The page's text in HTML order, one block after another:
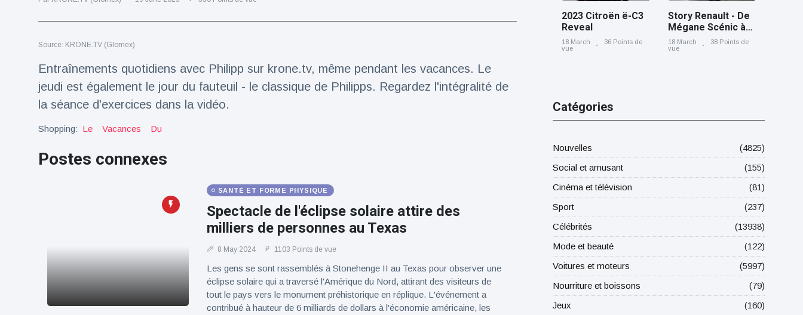
Voyage et aventure
(77)
Dernières nouvelles
2023 Citroën
ë-C3 Reveal
Points de vue
Ferrari SP-8 -
Hyper-GT
100électrique
Source: KRONE.TV (Glomex)
Entraînements quotidiens avec Philipp sur krone.tv, même pendant les vacances. Le
jeudi est également le jour du fauteuil - le classique de Philipps. Regardez l'intégralité de
la séance d'exercices dans la vidéo.
Shopping: Le Vacances Du
Postes connexes
SANTÉ ET FORME PHYSIQUE
Spectacle de l'éclipse solaire attire des
milliers de personnes au Texas
8 May 2024 1103 Points de vue
Les gens se sont rassemblés à Stonehenge II au Texas pour observer une
éclipse solaire qui a traversé l'Amérique du Nord, attirant des visiteurs de
tout le pays vers le monument préhistorique en réplique. L'événement a
contribué à hauteur de 6 milliards de dollars à l'économie américaine, les
2023 Citroën ë-C3
Reveal
18 March
36 Points de
vue
Story Renault - De
Mégane Scénic à
Scénic E-Tech
electric, cinq
18 March
38 Points de
vue
Catégories
Nouvelles
(4825)
Social et amusant
(155)
Cinéma et télévision
(81)
Sport
(237)
Célébrités
(13938)
Mode et beauté
(122)
Voitures et moteurs
(5997)
Nourriture et boissons
(79)
Jeux
(160)